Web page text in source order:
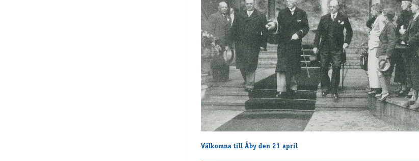
Välkomna till Åby den 21 april